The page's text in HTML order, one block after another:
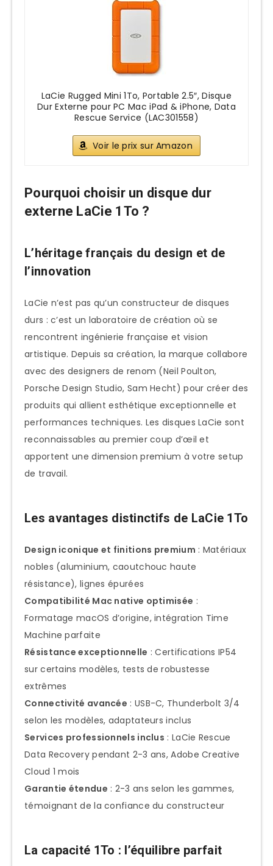
Notre sélection des 8 meilleurs disques
1. LaCie Mobile Drive 1To
2. LaCie Rugged Mini 1To
3. LaCie Rugged SSD 1To
4. LaCie Rugged SSD Pro 1To
5. LaCie Porsche Design Mobile Drive
1To
7. LaCie d2 Professional 1To (version
desktop)
Guide d’achat selon vos besoins
spécifiques
Pour les utilisateurs Mac et
l’écosystème Apple
Pour les photographes et vidéastes
professionnels
Pour le nomadisme et les
déplacements fréquents
Pour les données sensibles et
professionnelles
Pour un setup desktop fixe et
professionnel
collectionneurs
LaCie 1To
écosystème
Configuration LaCie Toolkit
Intégration Creative Cloud
Maintenance et longévité de votre
Surveillance préventive
Bonnes pratiques d’utilisation
Stratégie de sauvegarde LaCie
Services LaCie et support client
LaCie Rescue Data Recovery
Garantie et SAV LaCie
Évolution tarifaire 2025
LaCie Rugged Mini 1To, Portable 2.5″, Disque
Dur Externe pour PC Mac iPad & iPhone, Data
Rescue Service (LAC301558)
Voir le prix sur Amazon
Pourquoi choisir un disque dur
externe LaCie 1To ?
L’héritage français du design et de
l’innovation
LaCie n’est pas qu’un constructeur de disques
durs : c’est un laboratoire de création où se
rencontrent ingénierie française et vision
artistique. Depuis sa création, la marque collabore
avec des designers de renom (Neil Poulton,
Porsche Design Studio, Sam Hecht) pour créer des
produits qui allient esthétique exceptionnelle et
performances techniques. Les disques LaCie sont
reconnaissables au premier coup d’œil et
apportent une dimension premium à votre setup
de travail.
Les avantages distinctifs de LaCie 1To
Design iconique et finitions premium : Matériaux
nobles (aluminium, caoutchouc haute
résistance), lignes épurées
Compatibilité Mac native optimisée :
Formatage macOS d’origine, intégration Time
Machine parfaite
Résistance exceptionnelle : Certifications IP54
sur certains modèles, tests de robustesse
extrêmes
Connectivité avancée : USB-C, Thunderbolt 3/4
selon les modèles, adaptateurs inclus
Services professionnels inclus : LaCie Rescue
Data Recovery pendant 2-3 ans, Adobe Creative
Cloud 1 mois
Garantie étendue : 2-3 ans selon les gammes,
témoignant de la confiance du constructeur
La capacité 1To : l’équilibre parfait